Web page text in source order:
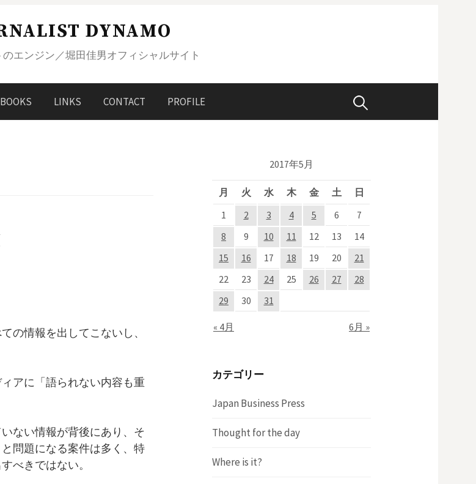
DYNAMO
エンジン／堀田佳男オフィシャルサイト
BOOKS LINKS CONTACT PROFILE 検
の情報を出してこないし、
アに「語られない内容も重
ない情報が背後にあり、そ
問題になる案件は多く、特
べきではない。
2017年5月
月 火 水 木 金 土 日
« 4月 6月 »
1 2 3 4 5 6
7
8
9 10 11 12 13
14
15
16 17 18 19 20
21
22
23 24 25 26 27
28
29
30 31
カテゴリー
Japan Business Press
Thought for the day
Where is it?